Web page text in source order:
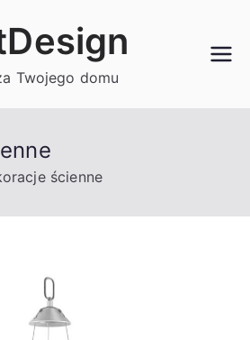
Twojego domu
ścienne